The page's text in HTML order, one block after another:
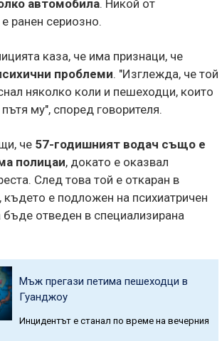
автомобила. Никой от
ранен сериозно.
каза, че има признаци, че
проблеми. "Изглежда, че той
няколко коли и пешеходци, които
му", според говорителя.
че 57-годишният водач също е
полицаи, докато е оказвал
След това той е откаран в
където е подложен на психиатричен
бъде отведен в специализирана
Мъж прегази петима пешеходци в
Гуанджоу
Инцидентът е станал по време на вечерния